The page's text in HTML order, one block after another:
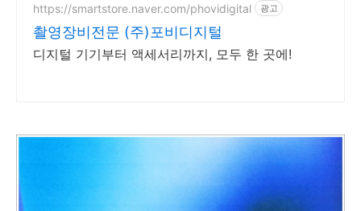
https://smartstore.naver.com/phovidigital 광고
촬영장비전문 (주)포비디지털
디지털 기기부터 액세서리까지, 모두 한 곳에!